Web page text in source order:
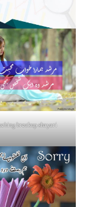
breakup shayari